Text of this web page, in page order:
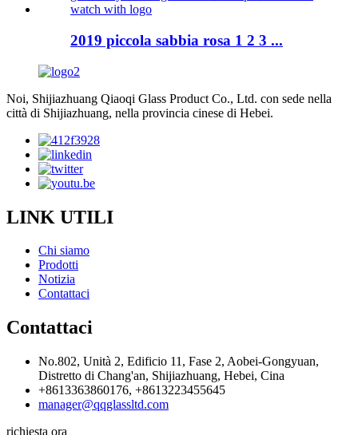
2019 piccola sabbia rosa 1 2 3 ...
Noi, Shijiazhuang Qiaoqi Glass Product Co., Ltd. con sede nella
città di Shijiazhuang, nella provincia cinese di Hebei.
LINK UTILI
Chi siamo
Prodotti
Notizia
Contattaci
Contattaci
No.802, Unità 2, Edificio 11, Fase 2, Aobei-Gongyuan,
Distretto di Chang'an, Shijiazhuang, Hebei, Cina
+8613363860176, +8613223455645
manager@qqglassltd.com
richiesta ora